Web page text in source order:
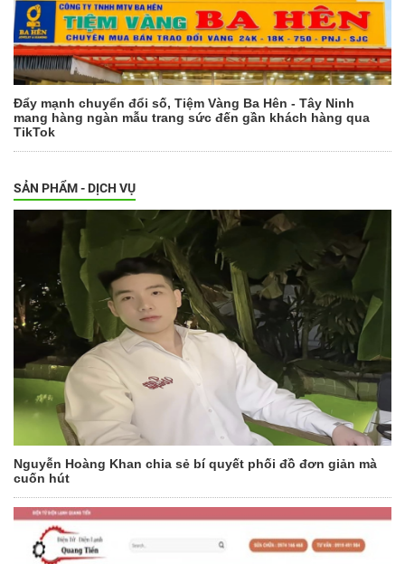
Đẩy mạnh chuyển đổi số, Tiệm Vàng Ba Hên - Tây Ninh
mang hàng ngàn mẫu trang sức đến gần khách hàng qua
TikTok
SẢN PHẨM - DỊCH VỤ
Nguyễn Hoàng Khan chia sẻ bí quyết phối đồ đơn giản mà
cuốn hút